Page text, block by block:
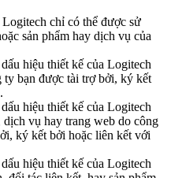
chỉ có thể được sử
sản phẩm hay dịch vụ của
hiệu thiết kế của Logitech
ty bạn được tài trợ bởi, ký kết
hiệu thiết kế của Logitech
dịch vụ hay trang web do công
ký kết bởi hoặc liên kết với
hiệu thiết kế của Logitech